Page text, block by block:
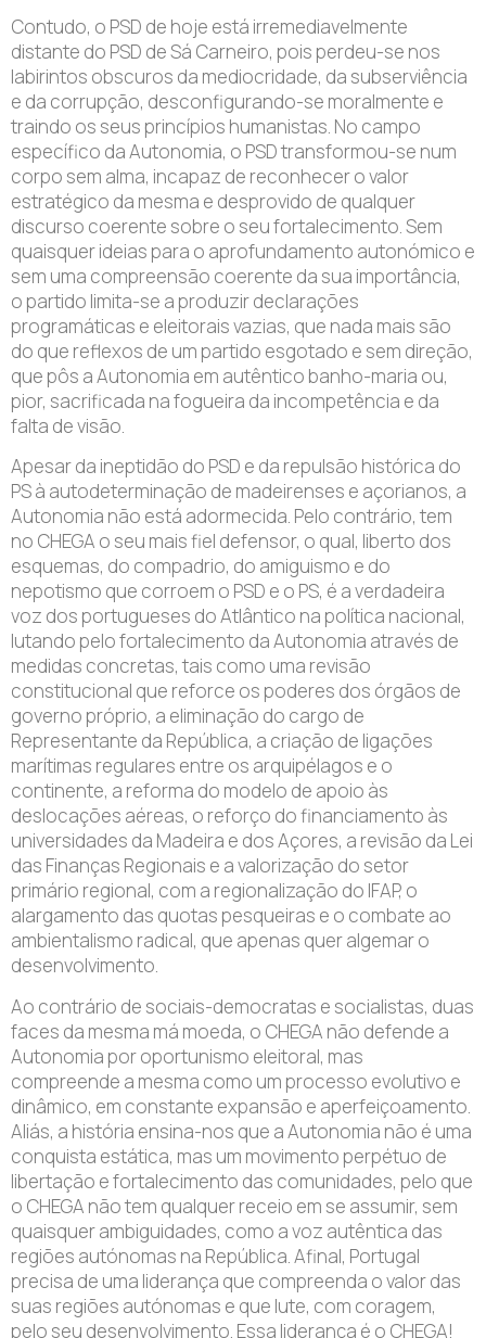
Contudo, o PSD de hoje está irremediavelmente
distante do PSD de Sá Carneiro, pois perdeu-se nos
labirintos obscuros da mediocridade, da subserviência
e da corrupção, desconfigurando-se moralmente e
traindo os seus princípios humanistas. No campo
específico da Autonomia, o PSD transformou-se num
corpo sem alma, incapaz de reconhecer o valor
estratégico da mesma e desprovido de qualquer
discurso coerente sobre o seu fortalecimento. Sem
quaisquer ideias para o aprofundamento autonómico e
sem uma compreensão coerente da sua importância,
o partido limita-se a produzir declarações
programáticas e eleitorais vazias, que nada mais são
do que reflexos de um partido esgotado e sem direção,
que pôs a Autonomia em autêntico banho-maria ou,
pior, sacrificada na fogueira da incompetência e da
falta de visão.
Apesar da ineptidão do PSD e da repulsão histórica do
PS à autodeterminação de madeirenses e açorianos, a
Autonomia não está adormecida. Pelo contrário, tem
no CHEGA o seu mais fiel defensor, o qual, liberto dos
esquemas, do compadrio, do amiguismo e do
nepotismo que corroem o PSD e o PS, é a verdadeira
voz dos portugueses do Atlântico na política nacional,
lutando pelo fortalecimento da Autonomia através de
medidas concretas, tais como uma revisão
constitucional que reforce os poderes dos órgãos de
governo próprio, a eliminação do cargo de
Representante da República, a criação de ligações
marítimas regulares entre os arquipélagos e o
continente, a reforma do modelo de apoio às
deslocações aéreas, o reforço do financiamento às
universidades da Madeira e dos Açores, a revisão da Lei
das Finanças Regionais e a valorização do setor
primário regional, com a regionalização do IFAP, o
alargamento das quotas pesqueiras e o combate ao
ambientalismo radical, que apenas quer algemar o
desenvolvimento.
Ao contrário de sociais-democratas e socialistas, duas
faces da mesma má moeda, o CHEGA não defende a
Autonomia por oportunismo eleitoral, mas
compreende a mesma como um processo evolutivo e
dinâmico, em constante expansão e aperfeiçoamento.
Aliás, a história ensina-nos que a Autonomia não é uma
conquista estática, mas um movimento perpétuo de
libertação e fortalecimento das comunidades, pelo que
o CHEGA não tem qualquer receio em se assumir, sem
quaisquer ambiguidades, como a voz autêntica das
regiões autónomas na República. Afinal, Portugal
precisa de uma liderança que compreenda o valor das
suas regiões autónomas e que lute, com coragem,
pelo seu desenvolvimento. Essa liderança é o CHEGA!